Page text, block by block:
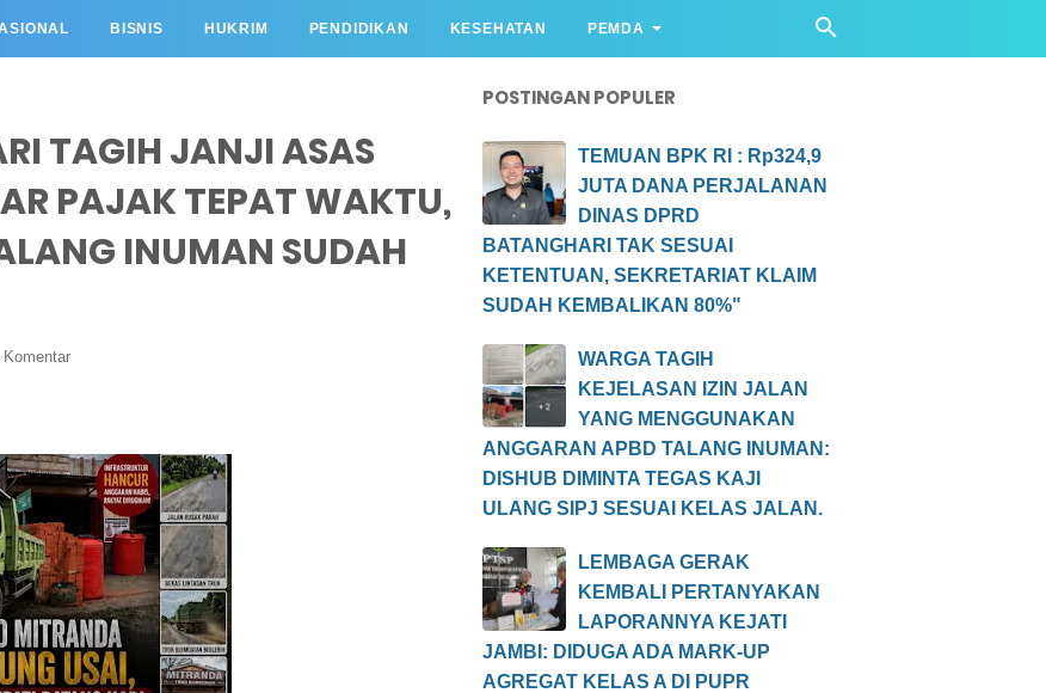
BISNIS HUKRIM PENDIDIKAN KESEHATAN PEMDA
TAGIH JANJI ASAS
PAJAK TEPAT WAKTU,
INUMAN SUDAH
POSTINGAN POPULER
TEMUAN BPK RI : Rp324,9
JUTA DANA PERJALANAN
DINAS DPRD
BATANGHARI TAK SESUAI
KETENTUAN, SEKRETARIAT KLAIM
SUDAH KEMBALIKAN 80%"
WARGA TAGIH
KEJELASAN IZIN JALAN
YANG MENGGUNAKAN
ANGGARAN APBD TALANG INUMAN:
DISHUB DIMINTA TEGAS KAJI
ULANG SIPJ SESUAI KELAS JALAN.
LEMBAGA GERAK
KEMBALI PERTANYAKAN
LAPORANNYA KEJATI
JAMBI: DIDUGA ADA MARK-UP
AGREGAT KELAS A DI PUPR